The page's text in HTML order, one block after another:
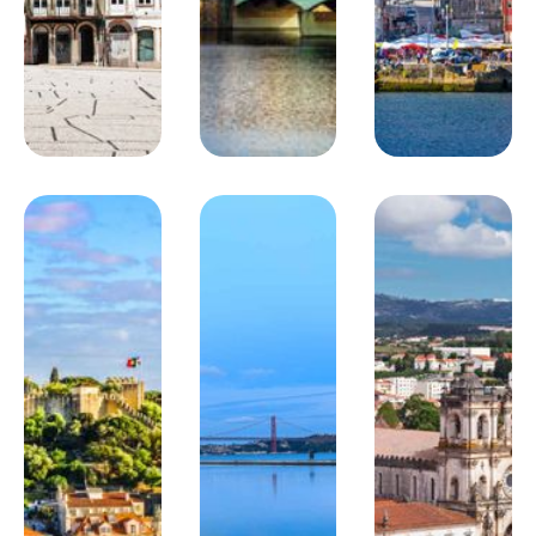
Départ pour la charmante ville d’Aveiro, véritable
labyrinthe de canaux où glissent les proues colorées des
moliceiros. Embarquez à bord de l’un d’entre eux pour une
balade tout en douceur à la découverte des façades Art
nouveau de la cité. Passage obligé par une pâtisserie
pour déguster des
ovos moles. Continuez votre retour vers
typiques maisons de pêcheurs. Route pour Porto, la
seconde ville du Portugal. Installation et nuit à l’hôtel.
Hébergement: Choisissez votre hébergement :
Hébergements de catégorie standard correspondant à des
hôtels 3* (norme locale)
Ou hébergements de catégorie supérieure correspondant
à des hôtels 4*
Jour 6